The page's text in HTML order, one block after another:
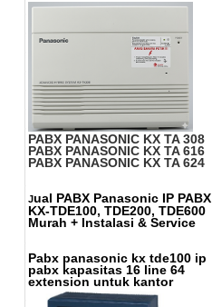
PABX PANASONIC KX TA 308
PABX PANASONIC KX TA 616
PABX PANASONIC KX TA 624
Jual PABX Panasonic IP PABX
KX-TDE100, TDE200, TDE600
Murah + Instalasi & Service
Pabx panasonic kx tde100 ip
pabx kapasitas 16 line 64
extension untuk kantor